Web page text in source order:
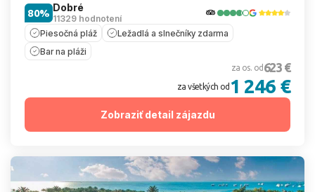
Dobré
11329 hodnotení
80%
Piesočná pláž
Ležadlá a slnečníky zdarma
Bar na pláži
za os. od 623 €
za všetkých od 1 246 €
Zobraziť detail zájazdu